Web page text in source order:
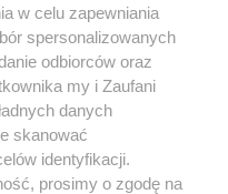
w celu zapewniania
spersonalizowanych
odbiorców oraz
my i Zaufani
danych
skanować
identyfikacji.
prosimy o zgodę na